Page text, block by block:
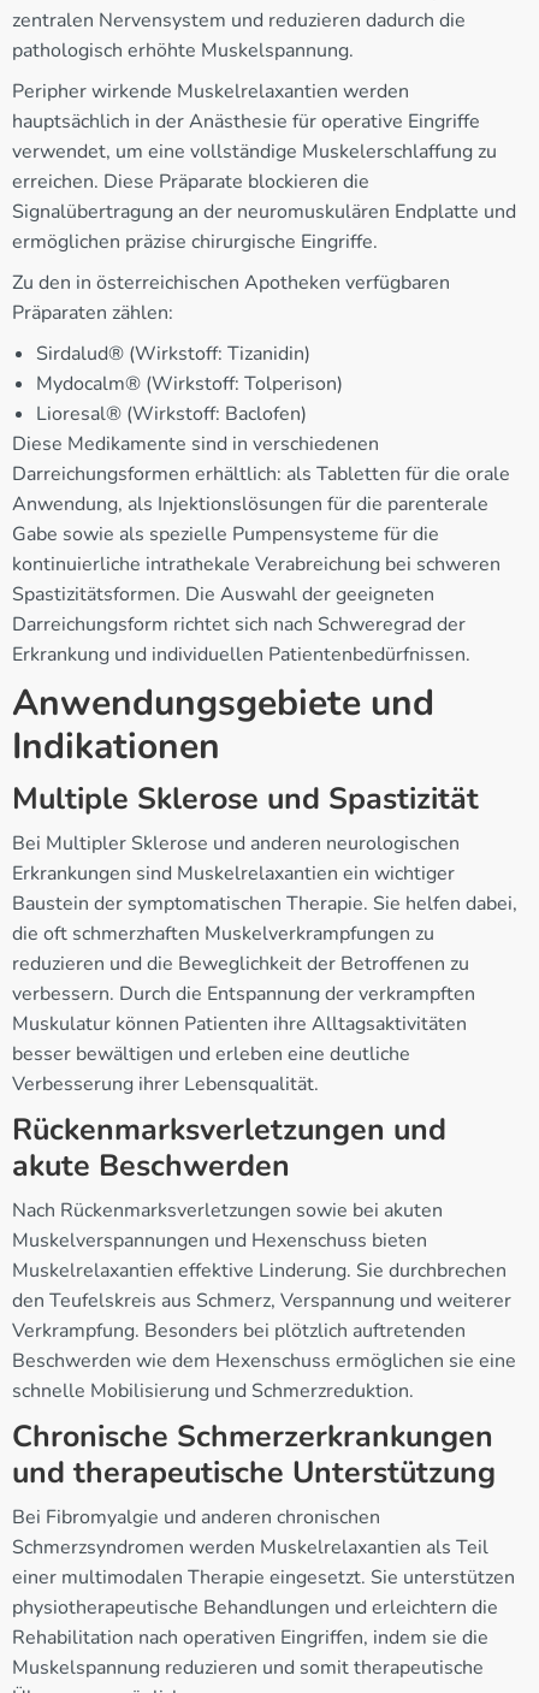
zentralen Nervensystem und reduzieren dadurch die
pathologisch erhöhte Muskelspannung.
Peripher wirkende Muskelrelaxantien werden
hauptsächlich in der Anästhesie für operative Eingriffe
verwendet, um eine vollständige Muskelerschlaffung zu
erreichen. Diese Präparate blockieren die
Signalübertragung an der neuromuskulären Endplatte und
ermöglichen präzise chirurgische Eingriffe.
Zu den in österreichischen Apotheken verfügbaren
Präparaten zählen:
Sirdalud® (Wirkstoff: Tizanidin)
Mydocalm® (Wirkstoff: Tolperison)
Lioresal® (Wirkstoff: Baclofen)
Diese Medikamente sind in verschiedenen
Darreichungsformen erhältlich: als Tabletten für die orale
Anwendung, als Injektionslösungen für die parenterale
Gabe sowie als spezielle Pumpensysteme für die
kontinuierliche intrathekale Verabreichung bei schweren
Spastizitätsformen. Die Auswahl der geeigneten
Darreichungsform richtet sich nach Schweregrad der
Erkrankung und individuellen Patientenbedürfnissen.
Anwendungsgebiete und
Indikationen
Multiple Sklerose und Spastizität
Bei Multipler Sklerose und anderen neurologischen
Erkrankungen sind Muskelrelaxantien ein wichtiger
Baustein der symptomatischen Therapie. Sie helfen dabei,
die oft schmerzhaften Muskelverkrampfungen zu
reduzieren und die Beweglichkeit der Betroffenen zu
verbessern. Durch die Entspannung der verkrampften
Muskulatur können Patienten ihre Alltagsaktivitäten
besser bewältigen und erleben eine deutliche
Verbesserung ihrer Lebensqualität.
Rückenmarksverletzungen und
akute Beschwerden
Nach Rückenmarksverletzungen sowie bei akuten
Muskelverspannungen und Hexenschuss bieten
Muskelrelaxantien effektive Linderung. Sie durchbrechen
den Teufelskreis aus Schmerz, Verspannung und weiterer
Verkrampfung. Besonders bei plötzlich auftretenden
Beschwerden wie dem Hexenschuss ermöglichen sie eine
schnelle Mobilisierung und Schmerzreduktion.
Chronische Schmerzerkrankungen
und therapeutische Unterstützung
Bei Fibromyalgie und anderen chronischen
Schmerzsyndromen werden Muskelrelaxantien als Teil
einer multimodalen Therapie eingesetzt. Sie unterstützen
physiotherapeutische Behandlungen und erleichtern die
Rehabilitation nach operativen Eingriffen, indem sie die
Muskelspannung reduzieren und somit therapeutische